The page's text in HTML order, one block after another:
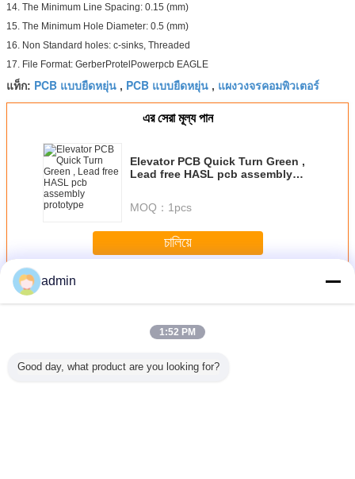
14. The Minimum Line Spacing: 0.15 (mm)
15. The Minimum Hole Diameter: 0.5 (mm)
16. Non Standard holes: c-sinks, Threaded
17. File Format: GerberProtelPowerpcb EAGLE
แท็ก: PCB แบบยืดหยุ่น , PCB แบบยืดหยุ่น , แผงวงจรคอมพิวเตอร์
এর সেরা মূল্য পান
Elevator PCB Quick Turn Green ,
Lead free HASL pcb assembly
MOQ： 1pcs
চালিয়ে
มากกว่ามีความยืดหยุ่นบอร์ด PCB
admin
1:52 PM
Good day, what product are you looking for?